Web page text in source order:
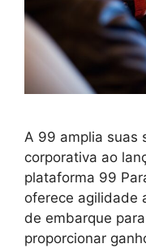
A 99 amplia suas
corporativa ao
plataforma 99
oferece agilidade
de embarque
proporcionar